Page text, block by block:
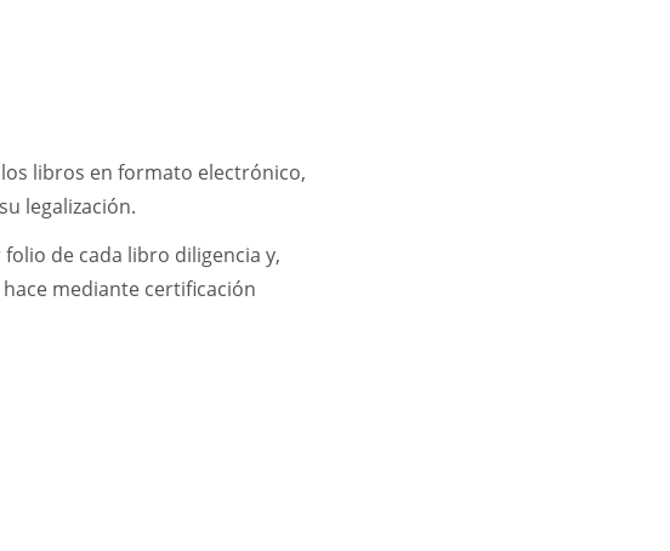
libros en formato electrónico,
legalización.
de cada libro diligencia y,
mediante certificación